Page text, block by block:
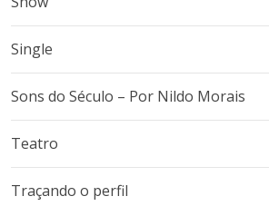
Single
Sons do Século – Por Nildo Morais
Teatro
Traçando o perfil